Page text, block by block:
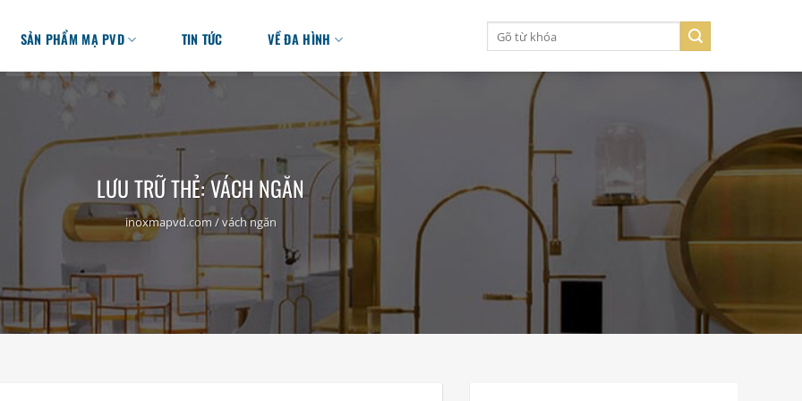
SẢN PHẨM MẠ PVD TIN TỨC VỀ ĐA HÌNH
kiếm:
LƯU TRỮ THẺ:VÁCH NGĂN
inoxmapvd.com /vách ngăn